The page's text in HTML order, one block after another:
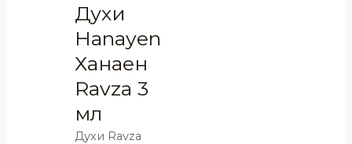
Духи
Hanayen
Ханаен
Ravza 3
мл
Духи Ravza